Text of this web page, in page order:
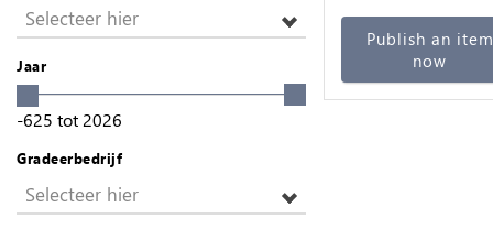
Selecteer hier
Jaar
-625 tot 2026
Gradeerbedrijf
Selecteer hier
Publish an item
now